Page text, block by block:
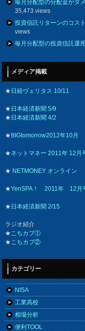
毎月分配型の分配金がダ
35,473 views
投資信託リターンのコス
views
毎月分配型の投資信託運
メディア掲載
★日経ヴェリタス 10/11
★日本経済新聞 5/9
★日本経済新聞 4/2
★BIGtomorrow2012年10月
★ネットマネー 2011年 12月
★NETMONEY オンライン
★YenSPA！ 2011年 12月
★日本経済新聞 2/15
ラジオ紹介
★こちカブ①
★こちカブ②
カテゴリー
NISA
工業高校
相場分析
便利TOOL